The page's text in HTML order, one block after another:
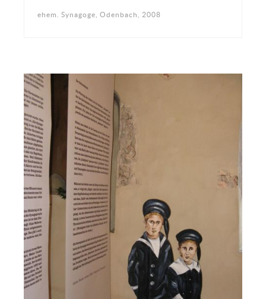
ehem. Synagoge, Odenbach, 2008